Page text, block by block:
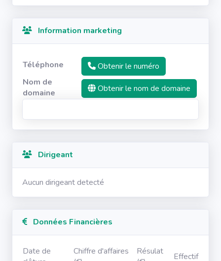
Information marketing
Téléphone
Obtenir le numéro
Nom de
domaine
Obtenir le nom de domaine
Dirigeant
Aucun dirigeant detecté
Données Financières
Date de
Chiffre d'affaires
Résulat
Effectif